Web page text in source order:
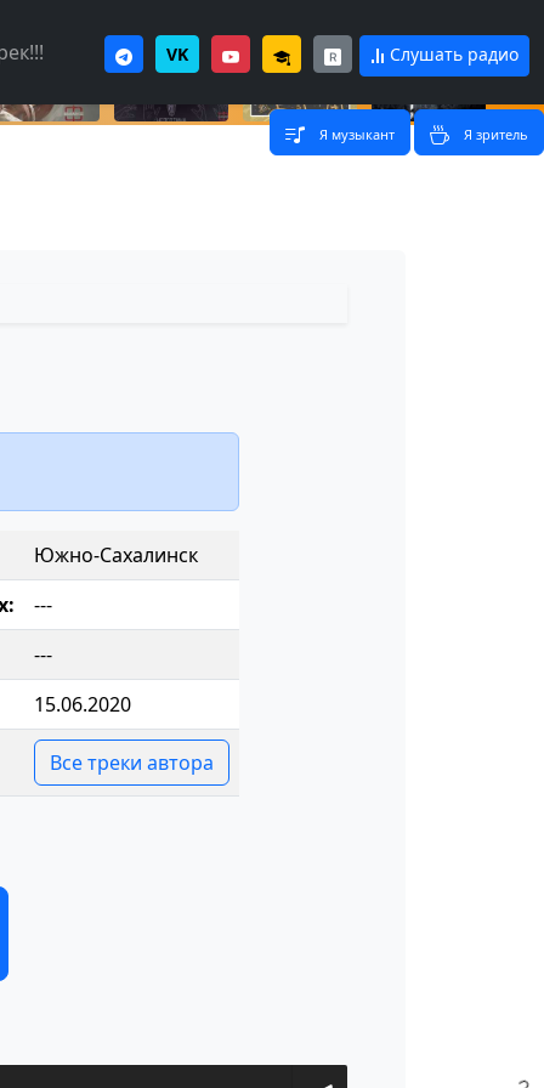
VK Слушать радио
Я музыкант Я зритель
Южно-Сахалинск
---
---
15.06.2020
Все треки автора